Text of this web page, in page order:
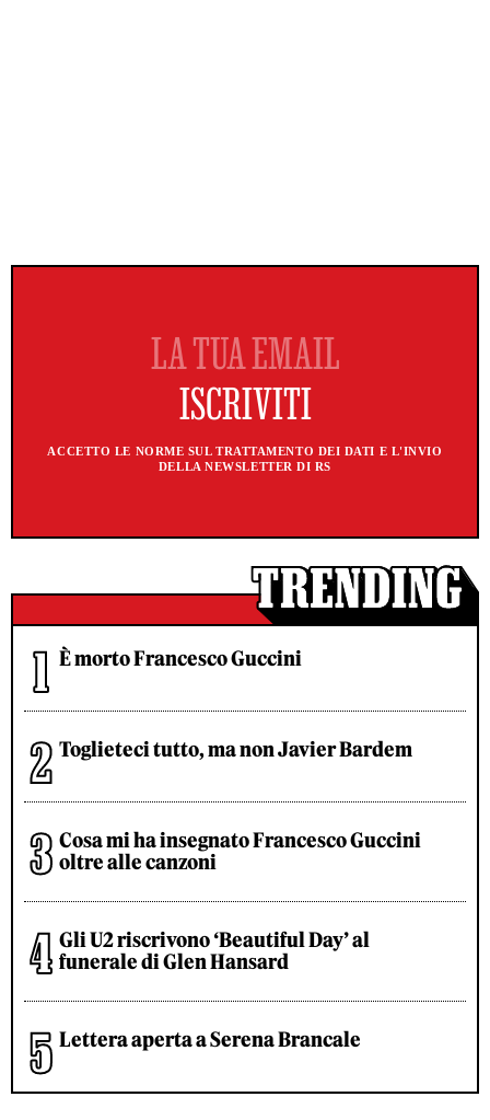
ACCETTO LE NORME SUL TRATTAMENTO DEI DATI E L'INVIO
DELLA NEWSLETTER DI RS
È morto Francesco Guccini
Toglieteci tutto, ma non Javier Bardem
Cosa mi ha insegnato Francesco Guccini
oltre alle canzoni
Gli U2 riscrivono ‘Beautiful Day’ al
funerale di Glen Hansard
Lettera aperta a Serena Brancale